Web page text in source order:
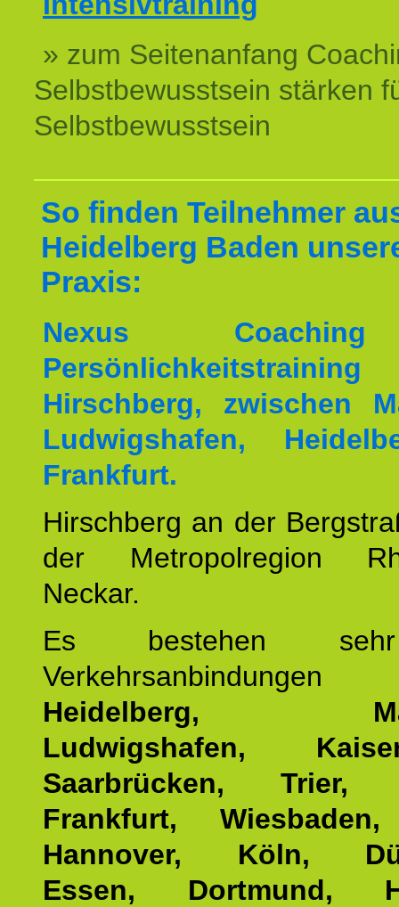
» zum Seitenanfang
Selbstbewusstsein stärken
Selbstbewusstsein
So finden Teilnehmer
Heidelberg Baden
Praxis:
Nexus
Hirschberg, zwischen
Ludwigshafen,
Frankfurt.
Hirschberg an der
der Metropolregion
Neckar.
Es bestehen
Heidelberg,
Ludwigshafen,
Saarbrücken, Trier,
Frankfurt,
Hannover, Köln,
Essen, Dortmund,